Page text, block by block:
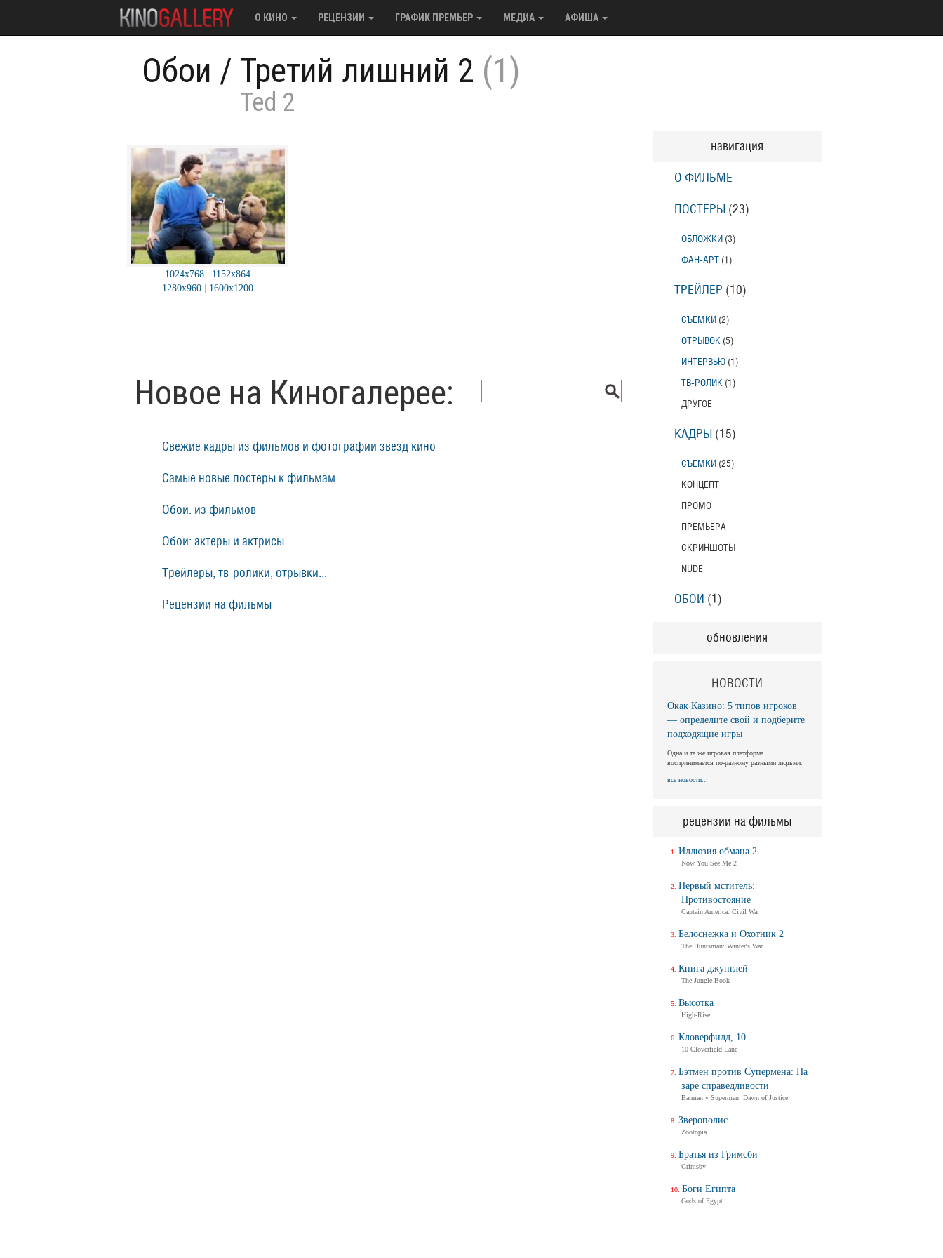
О КИНО РЕЦЕНЗИИ ГРАФИК ПРЕМЬЕР МЕДИА АФИША
Обои / Третий лишний 2 (1)
Ted 2
1024x768| 1152x864
1280x960| 1600x1200
Новое на Киногалерее:
Свежие кадры из фильмов и фотографии звезд кино
Самые новые постеры к фильмам
Обои: из фильмов
Обои: актеры и актрисы
Трейлеры, тв-ролики, отрывки...
Рецензии на фильмы
навигация
О ФИЛЬМЕ
ПОСТЕРЫ (23)
ОБЛОЖКИ (3)
ФАН-АРТ (1)
ТРЕЙЛЕР (10)
СЪЕМКИ (2)
ОТРЫВОК (5)
ИНТЕРВЬЮ (1)
ТВ-РОЛИК (1)
ДРУГОЕ
КАДРЫ (15)
СЪЕМКИ (25)
КОНЦЕПТ
ПРОМО
ПРЕМЬЕРА
СКРИНШОТЫ
NUDE
ОБОИ (1)
обновления
НОВОСТИ
Окак Казино: 5 типов игроков
— определите свой и подберите
подходящие игры
Одна и та же игровая платформа
воспринимается по-разному разными людьми.
все новости...
рецензии на фильмы
Иллюзия обмана 2
Now You See Me 2
Первый мститель:
Противостояние
Captain America: Civil War
Белоснежка и Охотник 2
The Huntsman: Winter's War
Книга джунглей
The Jungle Book
Высотка
High-Rise
Кловерфилд, 10
10 Cloverfield Lane
Бэтмен против Супермена: На
заре справедливости
Batman v Superman: Dawn of Justice
Зверополис
Zootopia
Братья из Гримсби
Grimsby
Боги Египта
Gods of Egypt